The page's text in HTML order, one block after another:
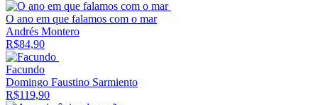
O ano em que falamos com o mar
Andrés Montero
R$84,90
Facundo
Domingo Faustino Sarmiento
R$119,90